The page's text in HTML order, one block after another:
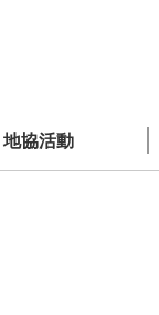
地協活動